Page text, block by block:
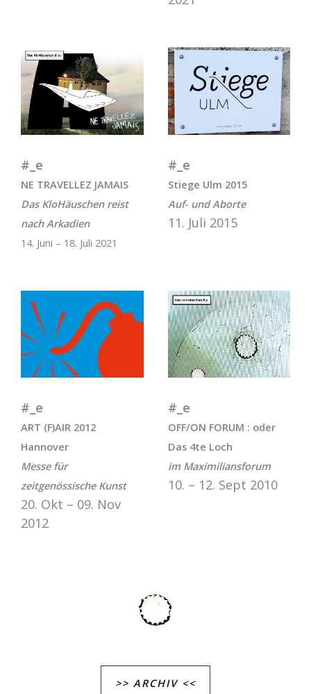
#_e
NE TRAVELLEZ JAMAIS
Das KloHäuschen reist
nach Arkadien
14. Juni – 18. Juli 2021
#_e
Stiege Ulm 2015
Auf- und Aborte
11. Juli 2015
#_e
ART (F)AIR 2012
Hannover
Messe für
zeitgenössische Kunst
20. Okt – 09. Nov
2012
#_e
OFF/ON FORUM : oder
Das 4te Loch
im Maximiliansforum
10. – 12. Sept 2010
>> ARCHIV <<